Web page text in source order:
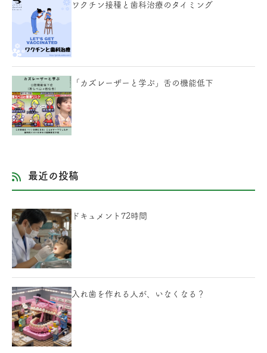
ワクチン接種と歯科治療のタイミング
「カズレーザーと学ぶ」舌の機能低下
最近の投稿
ドキュメント72時間
入れ歯を作れる人が、いなくなる？